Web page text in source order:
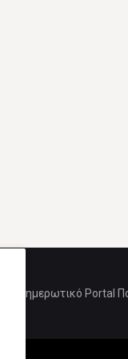
Ενημερωτικό Portal